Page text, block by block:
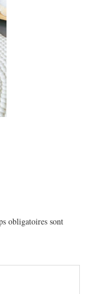
obligatoires sont